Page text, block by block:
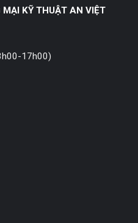
KỸ THUẬT AN VIỆT
17h00)